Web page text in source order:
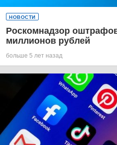
НОВОСТИ
Роскомнадзор
миллионов рублей
больше 5 лет назад